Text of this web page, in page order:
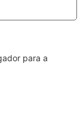
para a